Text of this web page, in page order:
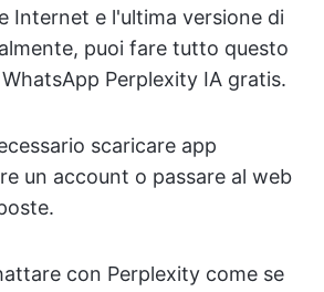
Internet e l'ultima versione di
puoi fare tutto questo
Perplexity IA gratis.
scaricare app
un account o passare al web
con Perplexity come se